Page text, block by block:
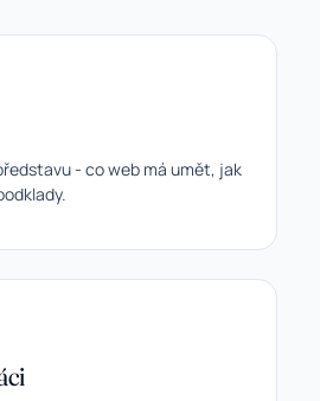
- co web má umět, jak